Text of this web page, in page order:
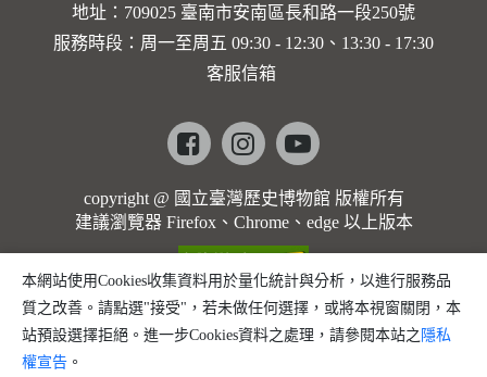
地址：709025 臺南市安南區長和路一段250號
服務時段：周一至周五 09:30 - 12:30、13:30 - 17:30
客服信箱
Facebookinstagramyoutube
copyright @ 國立臺灣歷史博物館 版權所有
建議瀏覽器 Firefox、Chrome、edge 以上版本
本網站使用Cookies收集資料用於量化統計與分析，以進行服務品
質之改善。請點選"接受"，若未做任何選擇，或將本視窗關閉，本
站預設選擇拒絕。進一步Cookies資料之處理，請參閱本站之 隱私
權宣告 。